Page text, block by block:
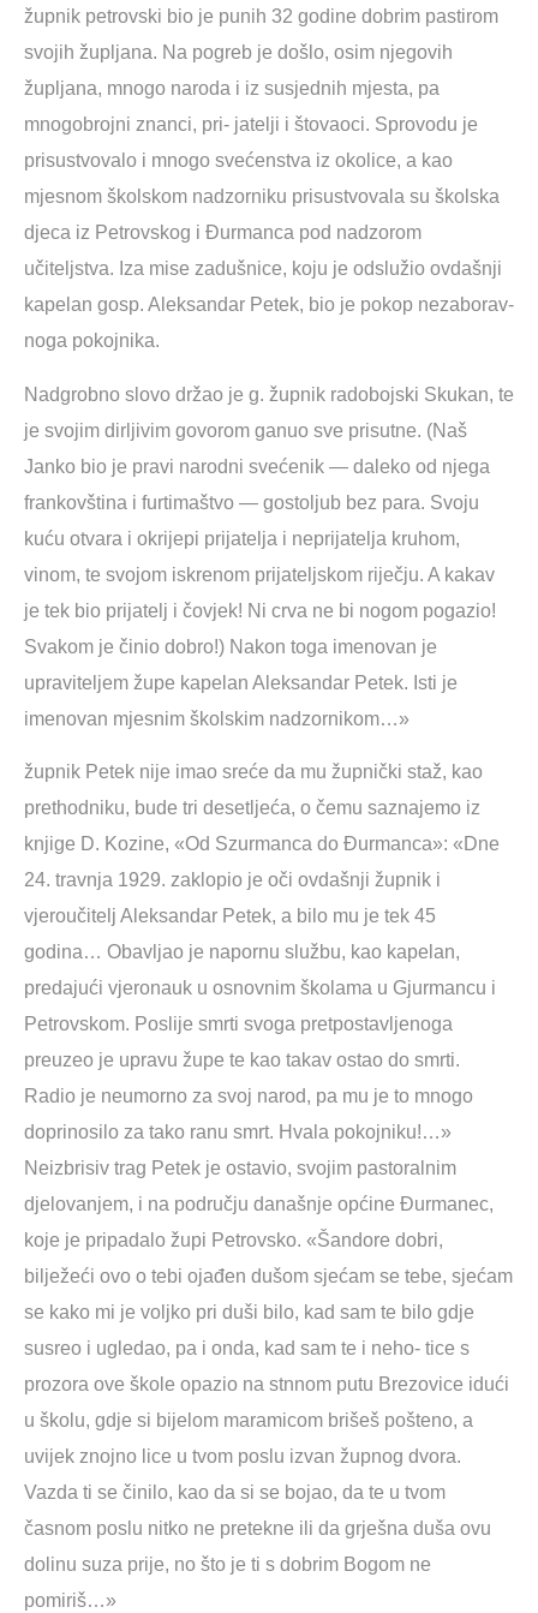
župnik petrovski bio je punih 32 godine dobrim pastirom
svojih župljana. Na pogreb je došlo, osim njegovih
župljana, mnogo naroda i iz susjednih mjesta, pa
mnogobrojni znanci, pri- jatelji i štovaoci. Sprovodu je
prisustvovalo i mnogo svećenstva iz okolice, a kao
mjesnom školskom nadzorniku prisustvovala su školska
djeca iz Petrovskog i Đurmanca pod nadzorom
učiteljstva. Iza mise zadušnice, koju je odslužio ovdašnji
kapelan gosp. Aleksandar Petek, bio je pokop nezaborav-
noga pokojnika.
Nadgrobno slovo držao je g. župnik radobojski Skukan, te
je svojim dirljivim govorom ganuo sve prisutne. (Naš
Janko bio je pravi narodni svećenik — daleko od njega
frankovština i furtimaštvo — gostoljub bez para. Svoju
kuću otvara i okrijepi prijatelja i neprijatelja kruhom,
vinom, te svojom iskrenom prijateljskom riječju. A kakav
je tek bio prijatelj i čovjek! Ni crva ne bi nogom pogazio!
Svakom je činio dobro!) Nakon toga imenovan je
upraviteljem župe kapelan Aleksandar Petek. Isti je
imenovan mjesnim školskim nadzornikom…»
župnik Petek nije imao sreće da mu župnički staž, kao
prethodniku, bude tri desetljeća, o čemu saznajemo iz
knjige D. Kozine, «Od Szurmanca do Đurmanca»: «Dne
24. travnja 1929. zaklopio je oči ovdašnji župnik i
vjeroučitelj Aleksandar Petek, a bilo mu je tek 45
godina… Obavljao je napornu službu, kao kapelan,
predajući vjeronauk u osnovnim školama u Gjurmancu i
Petrovskom. Poslije smrti svoga pretpostavljenoga
preuzeo je upravu župe te kao takav ostao do smrti.
Radio je neumorno za svoj narod, pa mu je to mnogo
doprinosilo za tako ranu smrt. Hvala pokojniku!…»
Neizbrisiv trag Petek je ostavio, svojim pastoralnim
djelovanjem, i na području današnje općine Đurmanec,
koje je pripadalo župi Petrovsko. «Šandore dobri,
bilježeći ovo o tebi ojađen dušom sjećam se tebe, sjećam
se kako mi je voljko pri duši bilo, kad sam te bilo gdje
susreo i ugledao, pa i onda, kad sam te i neho- tice s
prozora ove škole opazio na stnnom putu Brezovice idući
u školu, gdje si bijelom maramicom brišeš pošteno, a
uvijek znojno lice u tvom poslu izvan župnog dvora.
Vazda ti se činilo, kao da si se bojao, da te u tvom
časnom poslu nitko ne pretekne ili da grješna duša ovu
dolinu suza prije, no što je ti s dobrim Bogom ne
pomiriš…»